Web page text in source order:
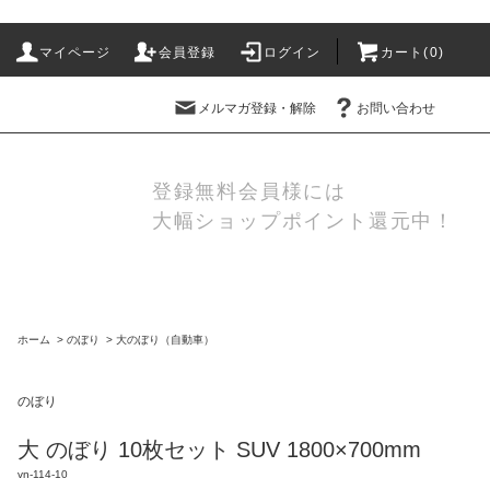
マイページ 会員登録 ログイン カート(0)
メルマガ登録・解除 お問い合わせ
登録無料会員様には
大幅ショップポイント還元中！
ホーム > のぼり > 大のぼり（自動車）
のぼり
大 のぼり 10枚セット SUV 1800×700mm
vn-114-10